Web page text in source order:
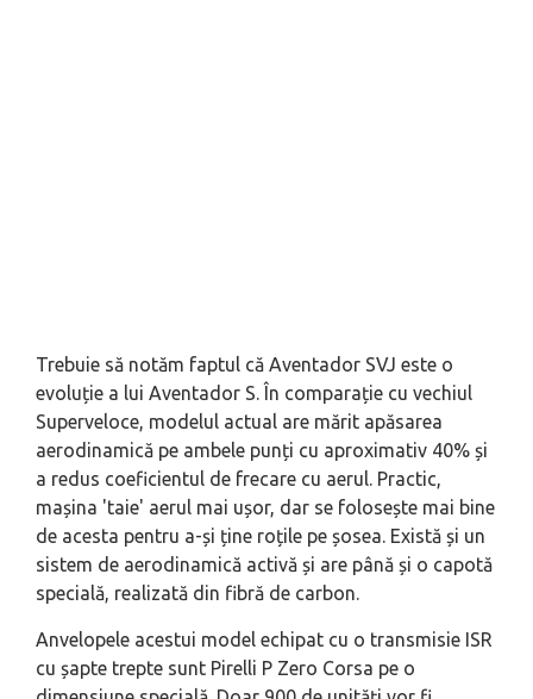
Trebuie să notăm faptul că Aventador SVJ este o
evoluție a lui Aventador S. În comparație cu vechiul
Superveloce, modelul actual are mărit apăsarea
aerodinamică pe ambele punți cu aproximativ 40% și
a redus coeficientul de frecare cu aerul. Practic,
mașina 'taie' aerul mai ușor, dar se folosește mai bine
de acesta pentru a-și ține roțile pe șosea. Există și un
sistem de aerodinamică activă și are până și o capotă
specială, realizată din fibră de carbon.
Anvelopele acestui model echipat cu o transmisie ISR
cu șapte trepte sunt Pirelli P Zero Corsa pe o